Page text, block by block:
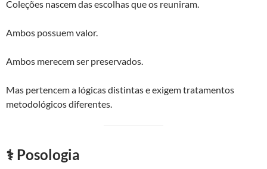
Coleções nascem das escolhas que os reuniram.
Ambos possuem valor.
Ambos merecem ser preservados.
Mas pertencem a lógicas distintas e exigem tratamentos
metodológicos diferentes.
⚕️ Posologia